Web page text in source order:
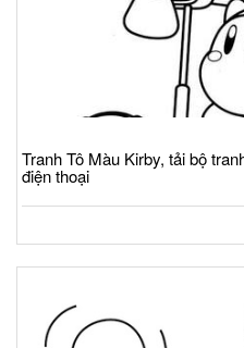
Tranh Tô Màu Kirby, tải bộ
điện thoại